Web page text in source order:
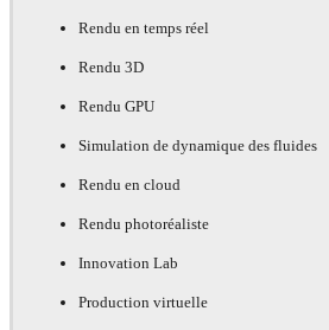
Rendu en temps réel
Rendu 3D
Rendu GPU
Simulation de dynamique des fluides
Rendu en cloud
Rendu photoréaliste
Innovation Lab
Production virtuelle